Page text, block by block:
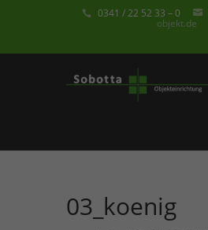
0341 / 22 52 33 – 0
objekt.de
03_koenig